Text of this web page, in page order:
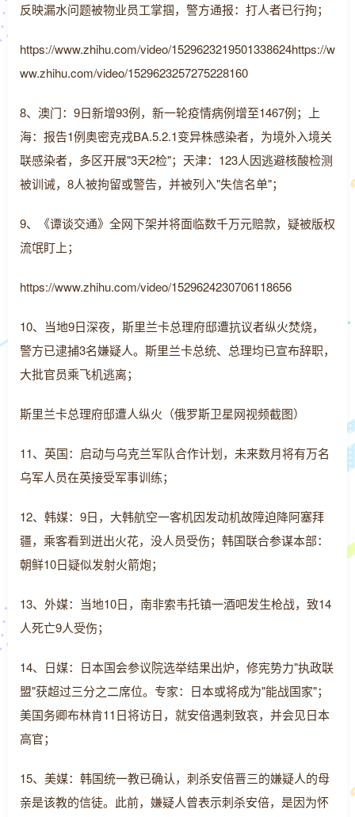
反映漏水问题被物业员工掌掴，警方通报：打人者已行拘；
https://www.zhihu.com/video/1529623219501338624https://w
ww.zhihu.com/video/1529623257275228160
8、澳门：9日新增93例，新一轮疫情病例增至1467例；上
海：报告1例奥密克戎BA.5.2.1变异株感染者，为境外入境关
联感染者，多区开展"3天2检"；天津：123人因逃避核酸检测
被训诫，8人被拘留或警告，并被列入"失信名单"；
9、《谭谈交通》全网下架并将面临数千万元赔款，疑被版权
流氓盯上；
https://www.zhihu.com/video/1529624230706118656
10、当地9日深夜，斯里兰卡总理府邸遭抗议者纵火焚烧，
警方已逮捕3名嫌疑人。斯里兰卡总统、总理均已宣布辞职，
大批官员乘飞机逃离；
斯里兰卡总理府邸遭人纵火（俄罗斯卫星网视频截图）
11、英国：启动与乌克兰军队合作计划，未来数月将有万名
乌军人员在英接受军事训练；
12、韩媒：9日，大韩航空一客机因发动机故障迫降阿塞拜
疆，乘客看到迸出火花，没人员受伤；韩国联合参谋本部：
朝鲜10日疑似发射火箭炮；
13、外媒：当地10日，南非索韦托镇一酒吧发生枪战，致14
人死亡9人受伤；
14、日媒：日本国会参议院选举结果出炉，修宪势力"执政联
盟"获超过三分之二席位。专家：日本或将成为"能战国家"；
美国务卿布林肯11日将访日，就安倍遇刺致哀，并会见日本
高官；
15、美媒：韩国统一教已确认，刺杀安倍晋三的嫌疑人的母
亲是该教的信徒。此前，嫌疑人曾表示刺杀安倍，是因为怀